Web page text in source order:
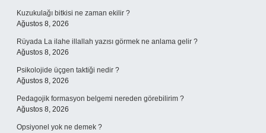
Kuzukulağı bitkisi ne zaman ekilir ?
Ağustos 8, 2026
Rüyada La ilahe illallah yazısı görmek ne anlama gelir ?
Ağustos 8, 2026
Psikolojide üçgen taktiği nedir ?
Ağustos 8, 2026
Pedagojik formasyon belgemi nereden görebilirim ?
Ağustos 8, 2026
Opsiyonel yok ne demek ?